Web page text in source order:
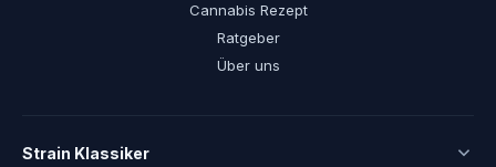
Cannabis Rezept
Ratgeber
Über uns
Strain Klassiker